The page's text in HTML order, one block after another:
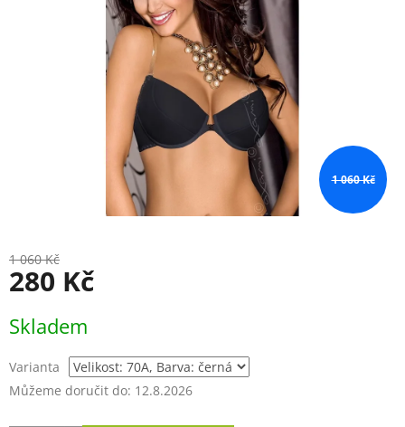
1 060 Kč
1 060 Kč
280 Kč
cena:
Skladem
Varianta
Můžeme doručit do: 12.8.2026